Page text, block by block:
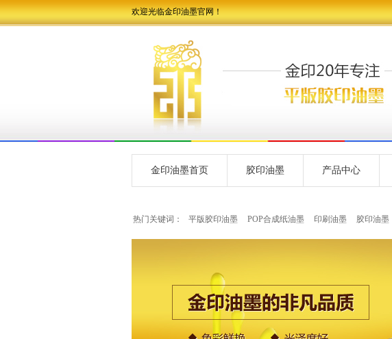
欢迎光临金印油墨官网！
金印油墨首页 胶印油墨 产品中心
热门关键词： 平版胶印油墨 POP合成纸油墨 印刷油墨 胶印油墨